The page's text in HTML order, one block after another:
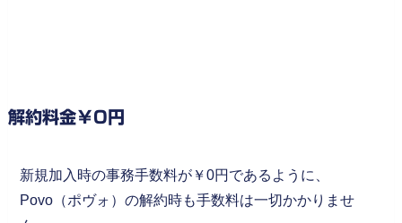
解約料金￥0円
新規加入時の事務手数料が￥0円であるように、
Povo（ポヴォ）の解約時も手数料は一切かかりませ